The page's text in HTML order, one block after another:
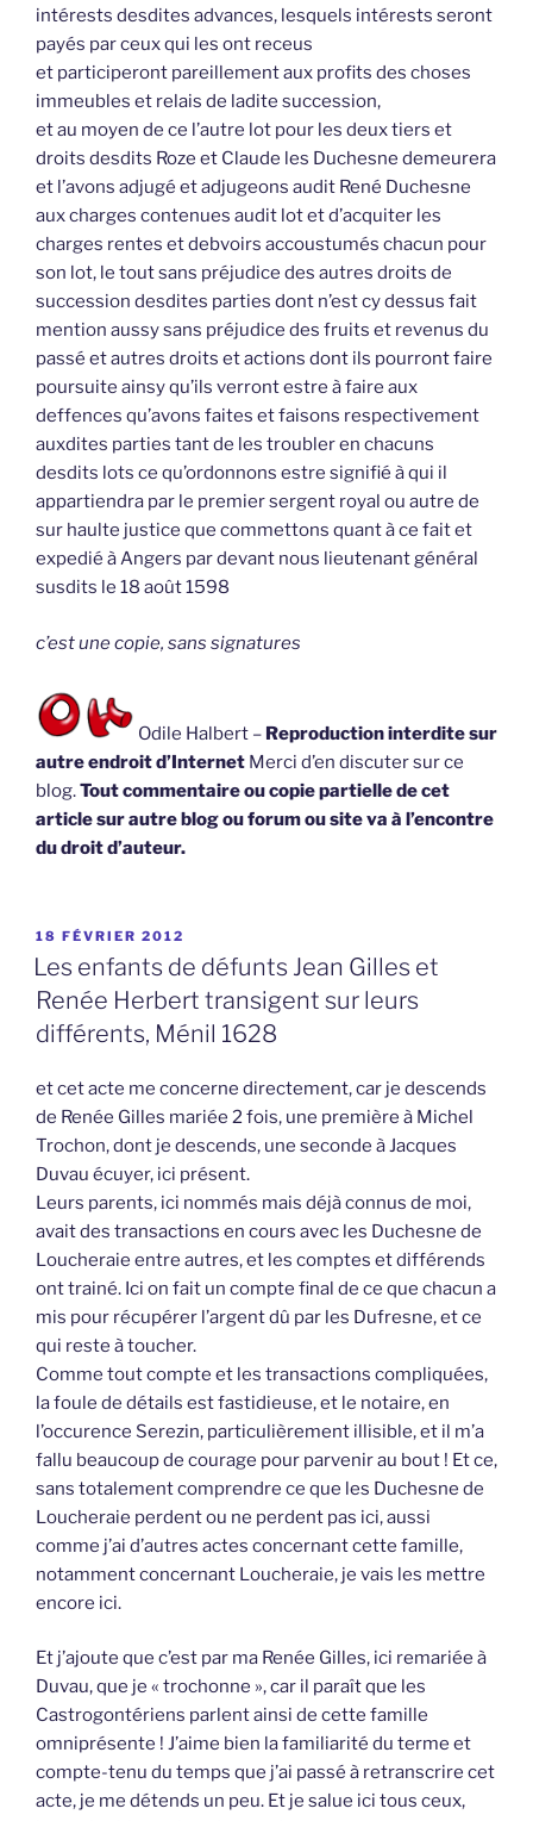
intérests desdites advances, lesquels intérests seront
payés par ceux qui les ont receus
et participeront pareillement aux profits des choses
immeubles et relais de ladite succession,
et au moyen de ce l’autre lot pour les deux tiers et
droits desdits Roze et Claude les Duchesne demeurera
et l’avons adjugé et adjugeons audit René Duchesne
aux charges contenues audit lot et d’acquiter les
charges rentes et debvoirs accoustumés chacun pour
son lot, le tout sans préjudice des autres droits de
succession desdites parties dont n’est cy dessus fait
mention aussy sans préjudice des fruits et revenus du
passé et autres droits et actions dont ils pourront faire
poursuite ainsy qu’ils verront estre à faire aux
deffences qu’avons faites et faisons respectivement
auxdites parties tant de les troubler en chacuns
desdits lots ce qu’ordonnons estre signifié à qui il
appartiendra par le premier sergent royal ou autre de
sur haulte justice que commettons quant à ce fait et
expedié à Angers par devant nous lieutenant général
susdits le 18 août 1598
c’est une copie, sans signatures
Odile Halbert – Reproduction interdite sur
autre endroit d’Internet Merci d’en discuter sur ce
blog.Tout commentaire ou copie partielle de cet
article sur autre blog ou forum ou site va à l’encontre
du droit d’auteur.
PUBLIÉ
LE
18 FÉVRIER 2012
Les enfants de défunts Jean Gilles et
Renée Herbert transigent sur leurs
différents, Ménil 1628
et cet acte me concerne directement, car je descends
de Renée Gilles mariée 2 fois, une première à Michel
Trochon, dont je descends, une seconde à Jacques
Duvau écuyer, ici présent.
Leurs parents, ici nommés mais déjà connus de moi,
avait des transactions en cours avec les Duchesne de
Loucheraie entre autres, et les comptes et différends
ont trainé. Ici on fait un compte final de ce que chacun a
mis pour récupérer l’argent dû par les Dufresne, et ce
qui reste à toucher.
Comme tout compte et les transactions compliquées,
la foule de détails est fastidieuse, et le notaire, en
l’occurence Serezin, particulièrement illisible, et il m’a
fallu beaucoup de courage pour parvenir au bout ! Et ce,
sans totalement comprendre ce que les Duchesne de
Loucheraie perdent ou ne perdent pas ici, aussi
comme j’ai d’autres actes concernant cette famille,
notamment concernant Loucheraie, je vais les mettre
encore ici.
Et j’ajoute que c’est par ma Renée Gilles, ici remariée à
Duvau, que je « trochonne », car il paraît que les
Castrogontériens parlent ainsi de cette famille
omniprésente ! J’aime bien la familiarité du terme et
compte-tenu du temps que j’ai passé à retranscrire cet
acte, je me détends un peu. Et je salue ici tous ceux,